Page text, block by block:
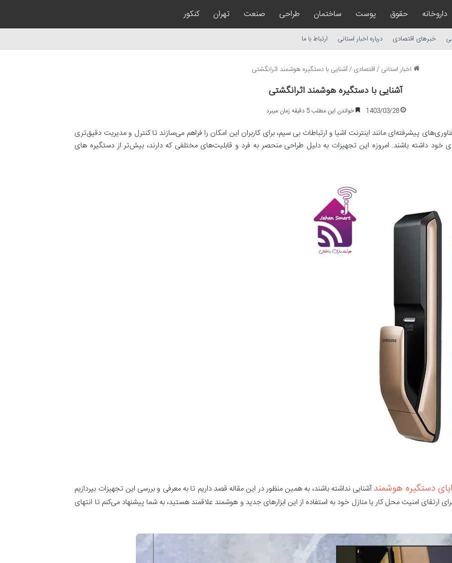
داروخانه حقوق پوست ساختمان طراحی صنعت تهران کنکور
خبرهای اقتصادی درباره اخبار استانی ارتباط با ما
اخبار استانی /اقتصادی /آشنایی با دستگیره هوشمند اثرانگشتی
آشنایی با دستگیره هوشمند اثرانگشتی
1403/03/28 خواندن این مطلب 5 دقیقه زمان میبرد
پیشرفته‌ای مانند اینترنت اشیا و ارتباطات بی سیم، برای کاربران این امکان را فراهم می‌سازند تا کنترل و مدیریت دقیق‌تری
داشته باشند. امروزه این تجهیزات به دلیل طراحی منحصر به فرد و قابلیت‌های مختلفی که دارند، بیش‌تر از دستگیره های
دستگیره هوشمندآشنایی نداشته باشند، به همین منظور در این مقاله قصد داریم تا به معرفی و بررسی این تجهیزات بپردازیم
ارتقای امنیت محل کار یا منازل خود به استفاده از این ابزارهای جدید و هوشمند علاقمند هستید، به شما پیشنهاد می‌کنم تا انتهای